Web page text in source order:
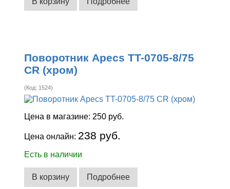
Поворотник Apecs TT-0705-8/75
CR (хром)
(Код: 1524)
Цена в магазине: 250 руб.
Цена онлайн: 238 руб.
Есть в наличии
В корзину Подробнее